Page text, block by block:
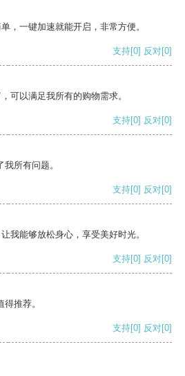
，一键加速就能开启，非常方便。
支持[0] 反对[0]
可以满足我所有的购物需求。
支持[0] 反对[0]
所有问题。
支持[0] 反对[0]
我能够放松身心，享受美好时光。
支持[0] 反对[0]
推荐。
支持[0] 反对[0]